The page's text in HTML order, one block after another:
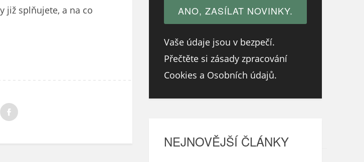
již splňujete, a na co
Vaše údaje jsou v bezpečí.
Přečtěte si zásady zpracování
Cookies a Osobních údajů.
NEJNOVĚJŠÍ ČLÁNKY